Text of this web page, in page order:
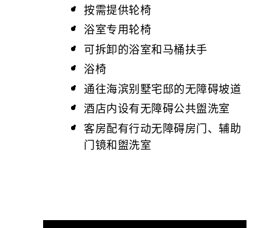
按需提供轮椅
浴室专用轮椅
可拆卸的浴室和马桶扶手
浴椅
通往海滨别墅宅邸的无障碍坡道
酒店内设有无障碍公共盥洗室
客房配有行动无障碍房门、辅助
门镜和盥洗室